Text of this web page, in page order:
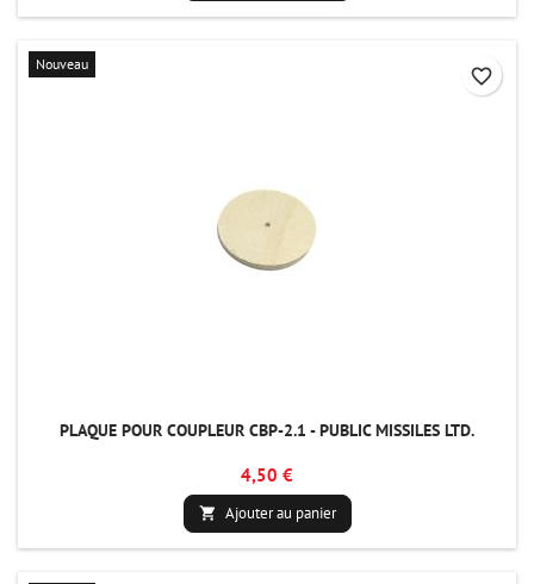
Nouveau
PLAQUE POUR COUPLEUR CBP-2.1 - PUBLIC MISSILES LTD.
4,50 €
 Ajouter au panier
favorite_border